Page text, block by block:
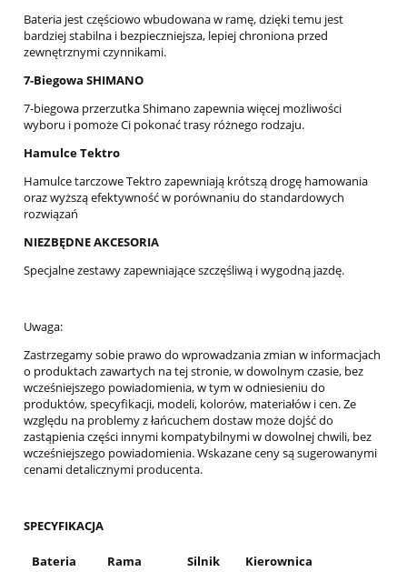
Bateria jest częściowo wbudowana w ramę, dzięki temu jest
bardziej stabilna i bezpieczniejsza, lepiej chroniona przed
zewnętrznymi czynnikami.
7-Biegowa SHIMANO
7-biegowa przerzutka Shimano zapewnia więcej możliwości
wyboru i pomoże Ci pokonać trasy różnego rodzaju.
Hamulce Tektro
Hamulce tarczowe Tektro zapewniają krótszą drogę hamowania
oraz wyższą efektywność w porównaniu do standardowych
rozwiązań
NIEZBĘDNE AKCESORIA
Specjalne zestawy zapewniające szczęśliwą i wygodną jazdę.
Uwaga:
Zastrzegamy sobie prawo do wprowadzania zmian w informacjach
o produktach zawartych na tej stronie, w dowolnym czasie, bez
wcześniejszego powiadomienia, w tym w odniesieniu do
produktów, specyfikacji, modeli, kolorów, materiałów i cen. Ze
względu na problemy z łańcuchem dostaw może dojść do
zastąpienia części innymi kompatybilnymi w dowolnej chwili, bez
wcześniejszego powiadomienia. Wskazane ceny są sugerowanymi
cenami detalicznymi producenta.
SPECYFIKACJA
Bateria
Rama
Silnik
Kierownica